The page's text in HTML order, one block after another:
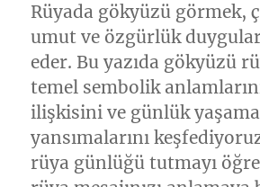
Rüyada gökyüzü görmek,
umut ve özgürlük
eder. Bu yazıda gökyüzü
temel sembolik
ilişkisini ve günlük yaşama
yansımalarını
rüya günlüğü tutmayı